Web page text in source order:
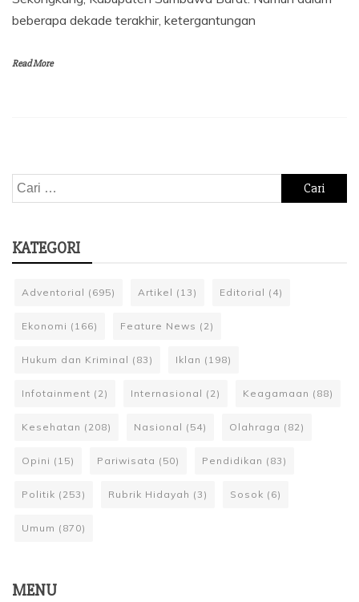
beberapa dekade terakhir, ketergantungan
Read More
Cari
untuk:
KATEGORI
Adventorial (695) Artikel (13) Editorial (4)
Ekonomi (166) Feature News (2)
Hukum dan Kriminal (83) Iklan (198)
Infotainment (2) Internasional (2) Keagamaan (88)
Kesehatan (208) Nasional (54) Olahraga (82)
Opini (15) Pariwisata (50) Pendidikan (83)
Politik (253) Rubrik Hidayah (3) Sosok (6)
Umum (870)
MENU